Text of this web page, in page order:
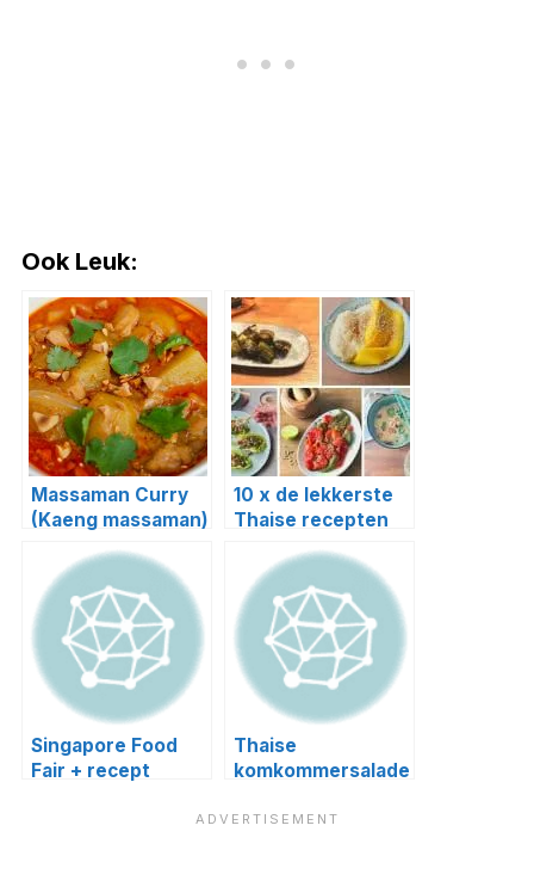
Ook Leuk:
Massaman Curry
(Kaeng massaman)
10 x de lekkerste
Thaise recepten
Singapore Food
Fair + recept
Thaise
komkommersalade
gegaarde kip